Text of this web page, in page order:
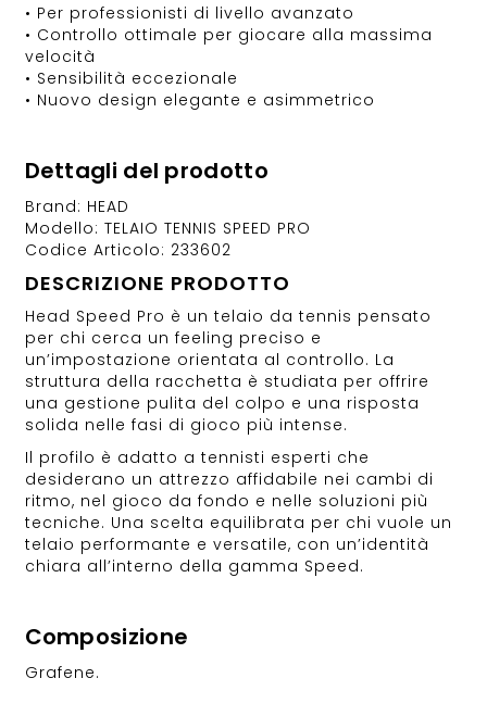
• Per professionisti di livello avanzato
• Controllo ottimale per giocare alla massima
velocità
• Sensibilità eccezionale
• Nuovo design elegante e asimmetrico
Dettagli del prodotto
Brand: HEAD
Modello: TELAIO TENNIS SPEED PRO
Codice Articolo: 233602
DESCRIZIONE PRODOTTO
Head Speed Pro è un telaio da tennis pensato
per chi cerca un feeling preciso e
un’impostazione orientata al controllo. La
struttura della racchetta è studiata per offrire
una gestione pulita del colpo e una risposta
solida nelle fasi di gioco più intense.
Il profilo è adatto a tennisti esperti che
desiderano un attrezzo affidabile nei cambi di
ritmo, nel gioco da fondo e nelle soluzioni più
tecniche. Una scelta equilibrata per chi vuole un
telaio performante e versatile, con un’identità
chiara all’interno della gamma Speed.
Composizione
Grafene.